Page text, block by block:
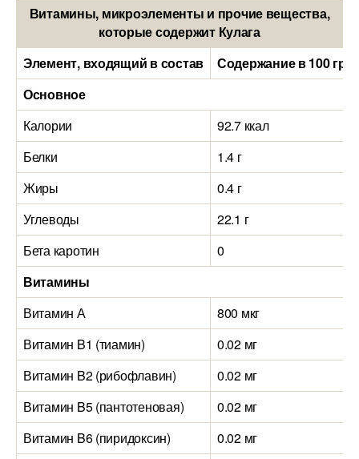
Витамины, микроэлементы и прочие вещества,
которые содержит Кулага
Элемент, входящий в состав
Содержание в 100
Основное
Калории
92.7 ккал
Белки
1.4 г
Жиры
0.4 г
Углеводы
22.1 г
Бета каротин
0
Витамины
Витамин А
800 мкг
Витамин B1 (тиамин)
0.02 мг
Витамин B2 (рибофлавин)
0.02 мг
Витамин B5 (пантотеновая)
0.02 мг
Витамин B6 (пиридоксин)
0.02 мг